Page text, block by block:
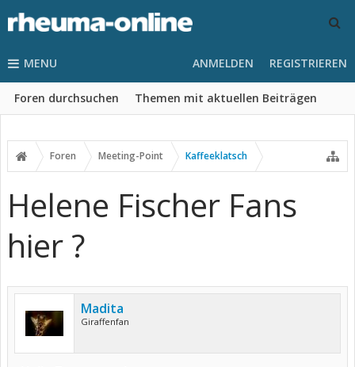
MENU
Foren durchsuchen Themen mit aktuellen Beiträgen
ANMELDEN REGISTRIEREN
Foren Meeting-Point Kaffeeklatsch
Helene Fischer Fans
hier ?
Madita
Giraffenfan